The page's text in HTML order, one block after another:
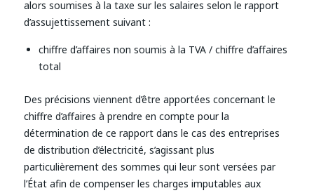
alors soumises à la taxe sur les salaires selon le rapport
d’assujettissement suivant :
chiffre d’affaires non soumis à la TVA / chiffre d’affaires
total
Des précisions viennent d’être apportées concernant le
chiffre d’affaires à prendre en compte pour la
détermination de ce rapport dans le cas des entreprises
de distribution d’électricité, s’agissant plus
particulièrement des sommes qui leur sont versées par
l’État afin de compenser les charges imputables aux